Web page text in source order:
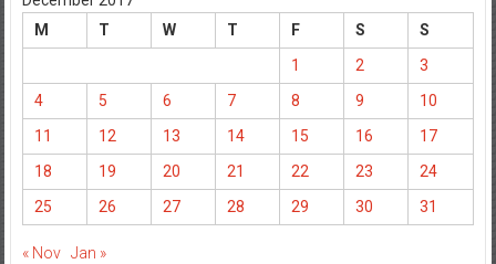
M
T W T F S
S
1
2
3
4
5 6 7 8 9
10
11
12 13 14 15 16
17
18
19 20 21 22 23
24
25
26 27 28 29 30 31
« Nov Jan »